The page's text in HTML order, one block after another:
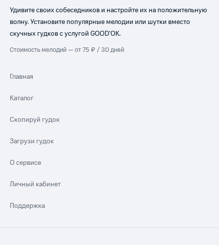
Удивите своих собеседников и настройте их на положительную
волну. Установите популярные мелодии или шутки вместо
скучных гудков с услугой GOOD’OK.
Стоимость мелодий — от 75 ₽ / 30 дней
Главная
Каталог
Скопируй гудок
Загрузи гудок
О сервисе
Личный кабинет
Поддержка